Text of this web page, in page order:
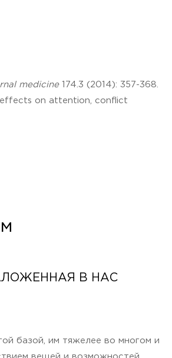
medicine174.3 (2014): 357-368.
effects on attention, conflict
В НАС
базой, им тяжелее во многом и